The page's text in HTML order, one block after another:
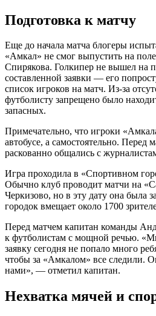
Подготовка к матчу
Еще до начала матча блогеры
«Амкал» не смог выпустить на
Спирякова. Голкипер не вышел на
составленной заявки — его
список игроков на матч. Из-за
футболисту запрещено было
запасных.
Примечательно, что игроки
автобусе, а самостоятельно. Перед
раскованно общались с
Игра проходила в «Спортивном
Обычно клуб проводит матчи на
Черкизово, но в эту дату она была
городок вмещает около 1700
Перед матчем капитан команды
к футболистам с мощной речью.
заявку сегодня не попало много
чтобы за «Амкалом» все следили.
нами», — отметил капитан.
Нехватка мячей и